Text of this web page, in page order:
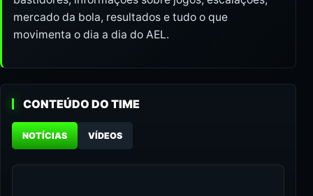
mercado da bola, resultados e tudo o que
movimenta o dia a dia do AEL.
CONTEÚDO DO TIME
NOTÍCIAS VÍDEOS